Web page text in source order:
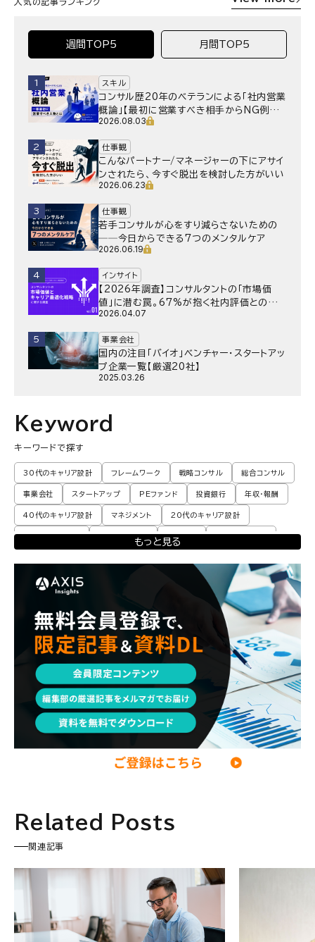
週間TOP5 月間TOP5
1 スキル
コンサル歴20年のベテランによる「社内営業
概論」【最初に営業すべき相手からNG例ま
で】
2026.08.03
2 仕事観
こんなパートナー/マネージャーの下にアサイ
ンされたら、今すぐ脱出を検討した方がいい
2026.06.23
3 仕事観
若手コンサルが心をすり減らさないための
──今日からできる7つのメンタルケア
2026.06.19
4 インサイト
【2026年調査】コンサルタントの「市場価
値」に潜む罠。67%が抱く社内評価との乖
離と、採用側が抱く“本音”の懸念とは
2026.04.07
5 事業会社
国内の注目「バイオ」ベンチャー・スタートアッ
プ企業一覧【厳選20社】
2025.03.26
Keyword
キーワードで探す
30代のキャリア設計 フレームワーク 戦略コンサル 総合コンサル
事業会社 スタートアップ PEファンド 投資銀行 年収・報酬
40代のキャリア設計 マネジメント 20代のキャリア設計
転職体験談・実例 プロモーション 業界動向 コンサル現場論
エンジニア 調査レポート 独立・フリーランス
パートナー
コンサル現場論 経営企画・事業企画 メンタルケア
パラレルキャリア ワークライフバランス 移住・二拠点生活 AI活用
DX・テクノロジー リスキリング・資格 M&A・ファイナンス
もっと見る
Related Posts
関連記事